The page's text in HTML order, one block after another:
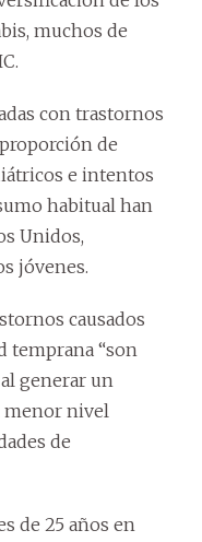
muchos de
con trastornos
de
e intentos
habitual han
Unidos,
jóvenes.
causados
temprana “son
generar un
menor nivel
de
de 25 años en